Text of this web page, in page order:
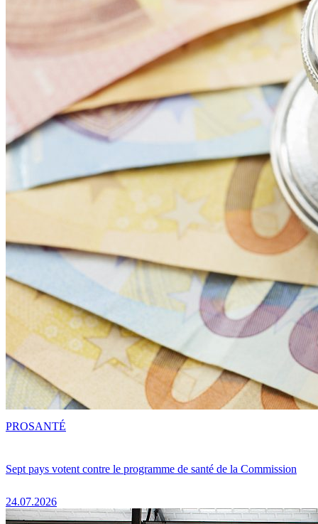
Sept pays votent contre le programme de santé de la Commission
24.07.2026
PROSANTÉ